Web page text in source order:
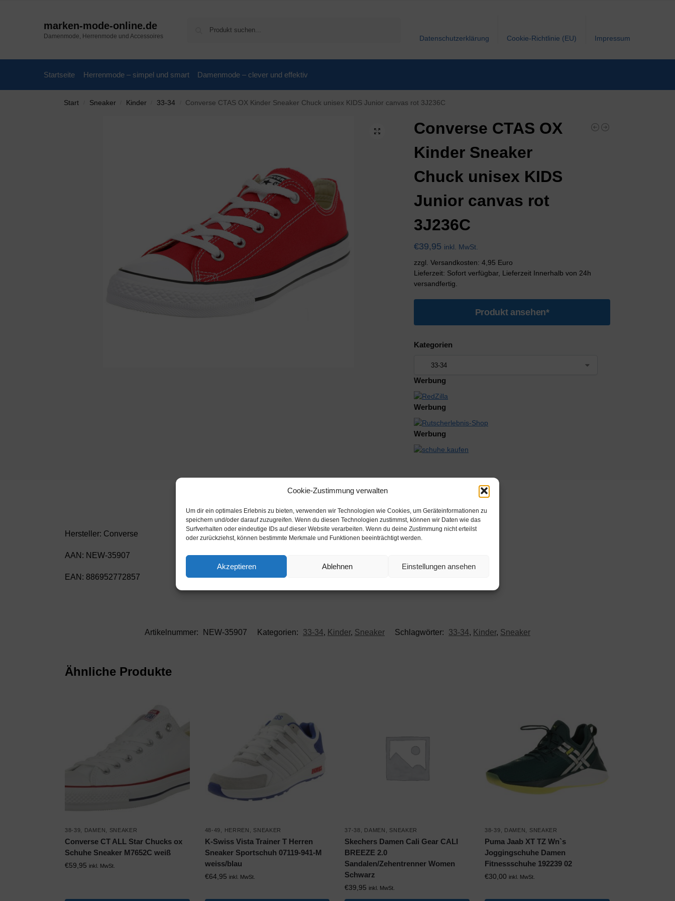
Cookie-Zustimmung verwalten
Um dir ein optimales Erlebnis zu bieten, verwenden wir Technologien wie Cookies, um Geräteinformationen zu
speichern und/oder darauf zuzugreifen. Wenn du diesen Technologien zustimmst, können wir Daten wie das
Surfverhalten oder eindeutige IDs auf dieser Website verarbeiten. Wenn du deine Zustimmung nicht erteilst
oder zurückziehst, können bestimmte Merkmale und Funktionen beeinträchtigt werden.
Akzeptieren Ablehnen Einstellungen ansehen
marken-mode-online.de
Damenmode, Herrenmode und Accessoires Datenschutzerklärung Cookie-Richtlinie (EU) Impressum
Startseite Herrenmode – simpel und smart Damenmode – clever und effektiv
Start Sneaker Kinder 33-34 Converse CTAS OX Kinder Sneaker Chuck unisex KIDS Junior canvas rot 3J236C
Converse CTAS OX
Kinder Sneaker
Chuck unisex KIDS
Junior canvas rot
3J236C
€39,95 inkl. MwSt.
zzgl. Versandkosten: 4,95 Euro
Lieferzeit: Sofort verfügbar, Lieferzeit Innerhalb von 24h
versandfertig.
Produkt ansehen*
Kategorien
Werbung
Werbung
Werbung
Hersteller: Converse
AAN: NEW-35907
EAN: 886952772857
Artikelnummer: NEW-35907 Kategorien: 33-34, Kinder, Sneaker Schlagwörter: 33-34, Kinder, Sneaker
Ähnliche Produkte
38-39 DAMEN SNEAKER
Converse CT ALL Star Chucks ox
Schuhe Sneaker M7652C weiß
€59,95 inkl. MwSt.
48-49 HERREN SNEAKER
K-Swiss Vista Trainer T Herren
Sneaker Sportschuh 07119-941-M
weiss/blau
€64,95 inkl. MwSt.
37-38 DAMEN SNEAKER
Skechers Damen Cali Gear CALI
BREEZE 2.0
Sandalen/Zehentrenner Women
Schwarz
€39,95 inkl. MwSt.
38-39 DAMEN SNEAKER
Puma Jaab XT TZ Wn`s
Joggingschuhe Damen
Fitnessschuhe 192239 02
€30,00 inkl. MwSt.